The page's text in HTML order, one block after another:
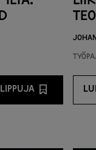
OSTA LIPPUJA